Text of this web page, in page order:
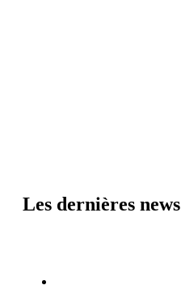
Les dernières news